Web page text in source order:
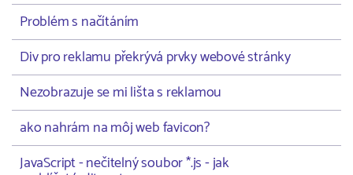
Problém s načítáním
Div pro reklamu překrývá prvky webové stránky
Nezobrazuje se mi lišta s reklamou
ako nahrám na môj web favicon?
JavaScript - nečitelný soubor *.js - jak